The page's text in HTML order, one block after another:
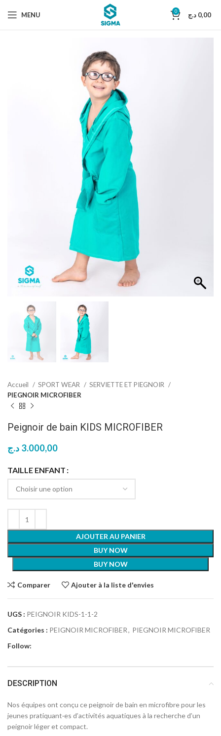
MENU 0 0,00 د.ج
Accueil SPORT WEAR
SERVIETTE ET PIEGNOIR
PIEGNOIR MICROFIBER
Peignoir de bain KIDS MICROFIBER
3.000,00 د.ج
TAILLE ENFANT
AJOUTER AU PANIER
BUY NOW
BUY NOW
Comparer Ajouter à la liste d'envies
UGS : PEIGNOIR KIDS-1-1-2
Catégories : PEIGNOIR MICROFIBER, PIEGNOIR MICROFIBER
Follow:
DESCRIPTION
Nos équipes ont conçu ce peignoir de bain en microfibre pour les
jeunes pratiquant·es d’activités aquatiques à la recherche d’un
peignoir léger et compact.